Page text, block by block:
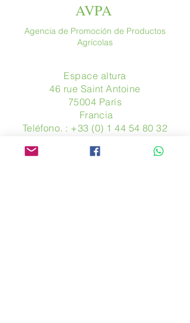
AVPA
Agencia de Promoción de Productos
Agrícolas
Espace altura
46 rue Saint Antoine
75004 París
​ Francia
Teléfono. : +33 (0) 1 44 54 80 32
www.avpa.fr